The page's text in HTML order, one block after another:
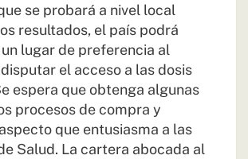
se probará a nivel local
resultados, el país podrá
lugar de preferencia al
el acceso a las dosis
espera que obtenga algunas
procesos de compra y
que entusiasma a las
Salud. La cartera abocada al